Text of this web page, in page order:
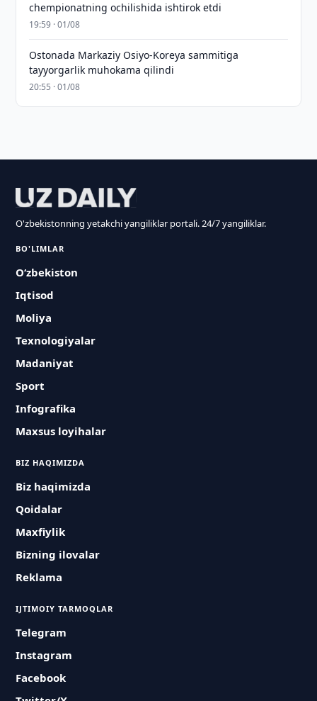
chempionatning ochilishida ishtirok etdi
19:59 · 01/08
Ostonada Markaziy Osiyo-Koreya sammitiga
tayyorgarlik muhokama qilindi
20:55 · 01/08
O'zbekistonning yetakchi yangiliklar portali. 24/7 yangiliklar.
BO'LIMLAR
O‘zbekiston
Iqtisod
Moliya
Texnologiyalar
Madaniyat
Sport
Infografika
Maxsus loyihalar
BIZ HAQIMIZDA
Biz haqimizda
Qoidalar
Maxfiylik
Bizning ilovalar
Reklama
IJTIMOIY TARMOQLAR
Telegram
Instagram
Facebook